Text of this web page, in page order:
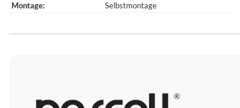
Montage
Selbstmontage